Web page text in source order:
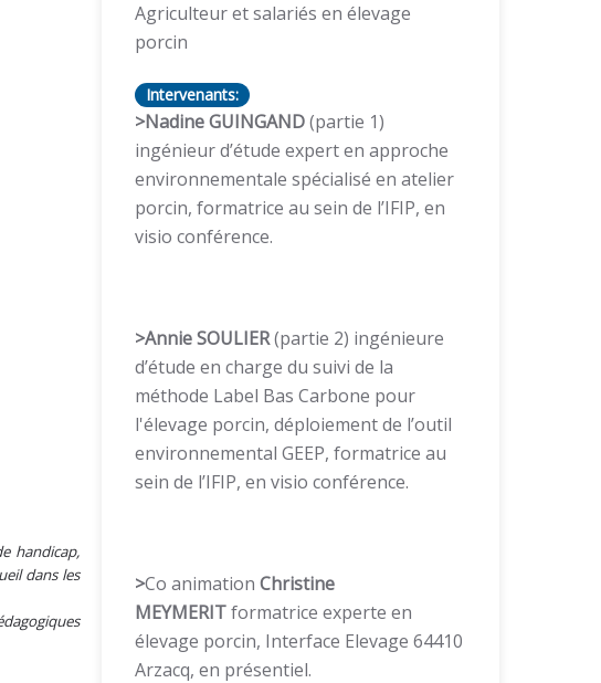
Agriculteur et salariés en élevage
porcin
Intervenants:
>Nadine GUINGAND(partie 1)
ingénieur d’étude expert en approche
environnementale spécialisé en atelier
porcin, formatrice au sein de l’IFIP, en
visio conférence.
>Annie SOULIER(partie 2) ingénieure
d’étude en charge du suivi de la
méthode Label Bas Carbone pour
l'élevage porcin, déploiement de l’outil
environnemental GEEP, formatrice au
sein de l’IFIP, en visio conférence.
>Co animation Christine
MEYMERITformatrice experte en
élevage porcin, Interface Elevage 64410
Arzacq, en présentiel.
handicap,
dans les